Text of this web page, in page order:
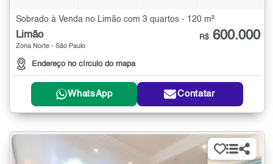
Sobrado à Venda no Limão com 3 quartos - 120 m²
Limão
Zona Norte - São Paulo
Endereço no círculo do mapa
R$ 600.000
WhatsApp Contatar